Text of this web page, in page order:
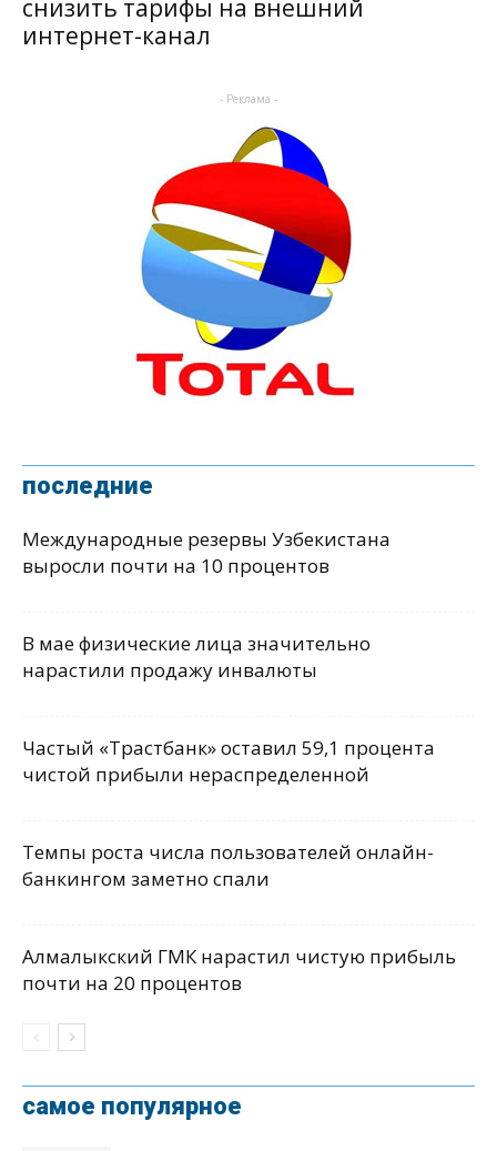
снизить тарифы на внешний
интернет-канал
- Реклама -
последние
Международные резервы Узбекистана
выросли почти на 10 процентов
В мае физические лица значительно
нарастили продажу инвалюты
Частый «Трастбанк» оставил 59,1 процента
чистой прибыли нераспределенной
Темпы роста числа пользователей онлайн-
банкингом заметно спали
Алмалыкский ГМК нарастил чистую прибыль
почти на 20 процентов
самое популярное